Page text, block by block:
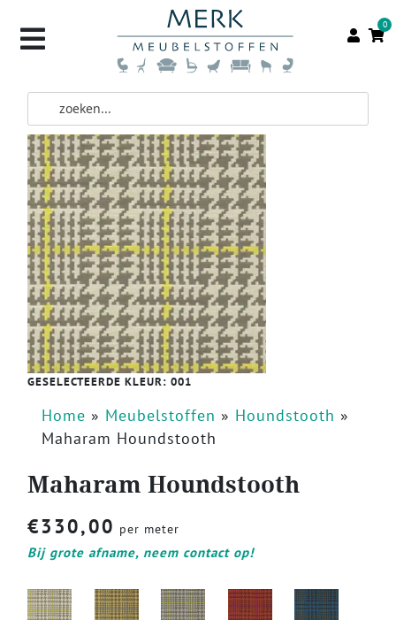
0
GESELECTEERDE KLEUR: 001
Home » Meubelstoffen » Houndstooth »
Maharam Houndstooth
Maharam Houndstooth
€330,00 per meter
Bij grote afname, neem contact op!